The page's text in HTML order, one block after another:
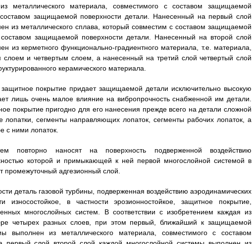
металлического материала, совместимого с составом защищаемой
составом защищаемой поверхности детали. Нанесенный на первый слой
из металлического сплава, который совместим с составом защищаемой
составом защищаемой поверхности детали. Нанесенный на второй слой
из керметного функционально-градиентного материала, т.е. материала,
и четвертым слоем, а нанесенный на третий слой четвертый слой
керамического материала.
покрытие придает защищаемой детали исключительно высокую
лишь очень малое влияние на вибропрочность снабженной им детали.
покрытие пригодно для его нанесения прежде всего на детали сложной
сегменты направляющих лопаток, сегменты рабочих лопаток, а
с ними лопаток.
повторно наносят на поверхность подверженной воздействию
которой и примыкающей к ней первой многослойной системой в
промежуточный адгезионный слой.
деталь газовой турбины, подверженная воздействию аэродинамических
в частности эрозионностойкое, защитное покрытие,
многослойных систем. В соответствии с изобретением каждая из
четырех разных слоев, при этом первый, ближайший к защищаемой
выполнен из металлического материала, совместимого с составом